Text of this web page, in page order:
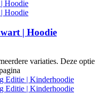
| Hoodie
variaties. Deze optie